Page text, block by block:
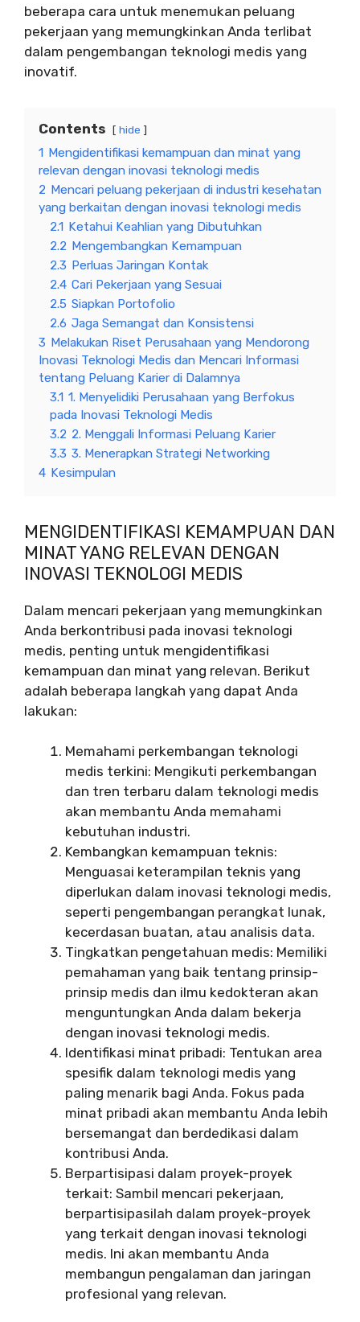
beberapa cara untuk menemukan peluang
pekerjaan yang memungkinkan Anda terlibat
dalam pengembangan teknologi medis yang
inovatif.
Contents hide
1 Mengidentifikasi kemampuan dan minat yang
relevan dengan inovasi teknologi medis
2 Mencari peluang pekerjaan di industri kesehatan
yang berkaitan dengan inovasi teknologi medis
2.1 Ketahui Keahlian yang Dibutuhkan
2.2 Mengembangkan Kemampuan
2.3 Perluas Jaringan Kontak
2.4 Cari Pekerjaan yang Sesuai
2.5 Siapkan Portofolio
2.6 Jaga Semangat dan Konsistensi
3 Melakukan Riset Perusahaan yang Mendorong
Inovasi Teknologi Medis dan Mencari Informasi
tentang Peluang Karier di Dalamnya
3.1 1. Menyelidiki Perusahaan yang Berfokus
pada Inovasi Teknologi Medis
3.2 2. Menggali Informasi Peluang Karier
3.3 3. Menerapkan Strategi Networking
4 Kesimpulan
MENGIDENTIFIKASI KEMAMPUAN DAN
MINAT YANG RELEVAN DENGAN
INOVASI TEKNOLOGI MEDIS
Dalam mencari pekerjaan yang memungkinkan
Anda berkontribusi pada inovasi teknologi
medis, penting untuk mengidentifikasi
kemampuan dan minat yang relevan. Berikut
adalah beberapa langkah yang dapat Anda
lakukan:
Memahami perkembangan teknologi
medis terkini: Mengikuti perkembangan
dan tren terbaru dalam teknologi medis
akan membantu Anda memahami
kebutuhan industri.
Kembangkan kemampuan teknis:
Menguasai keterampilan teknis yang
diperlukan dalam inovasi teknologi medis,
seperti pengembangan perangkat lunak,
kecerdasan buatan, atau analisis data.
Tingkatkan pengetahuan medis: Memiliki
pemahaman yang baik tentang prinsip-
prinsip medis dan ilmu kedokteran akan
menguntungkan Anda dalam bekerja
dengan inovasi teknologi medis.
Identifikasi minat pribadi: Tentukan area
spesifik dalam teknologi medis yang
paling menarik bagi Anda. Fokus pada
minat pribadi akan membantu Anda lebih
bersemangat dan berdedikasi dalam
kontribusi Anda.
Berpartisipasi dalam proyek-proyek
terkait: Sambil mencari pekerjaan,
berpartisipasilah dalam proyek-proyek
yang terkait dengan inovasi teknologi
medis. Ini akan membantu Anda
membangun pengalaman dan jaringan
profesional yang relevan.